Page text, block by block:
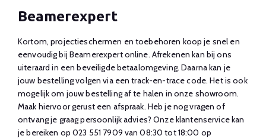
Beamerexpert
Kortom, projectieschermen en toebehoren koop je snel en
eenvoudig bij Beamerexpert online. Afrekenen kan bij ons
uiteraard in een beveiligde betaalomgeving. Daarna kan je
jouw bestelling volgen via een track-en-trace code. Het is ook
mogelijk om jouw bestelling af te halen in onze showroom.
Maak hiervoor gerust een afspraak. Heb je nog vragen of
ontvang je graag persoonlijk advies? Onze klantenservice kan
je bereiken op 023 551 7909 van 08:30 tot 18:00 op